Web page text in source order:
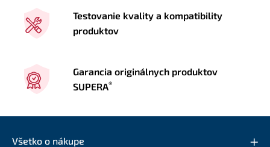
Testovanie kvality a kompatibility
produktov
Garancia originálnych produktov
SUPERA®
Všetko o nákupe